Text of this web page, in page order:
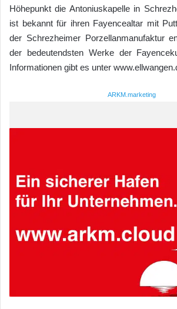
Höhepunkt die Antoniuskapelle in
ist bekannt für ihren Fayencealtar mit
der Schrezheimer Porzellanmanufaktur
der bedeutendsten Werke der
Informationen gibt es unter
ARKM.marketing